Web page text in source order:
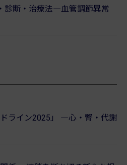
診断・治療法―血管調節異常
ドライン2025」 ―心・腎・代謝